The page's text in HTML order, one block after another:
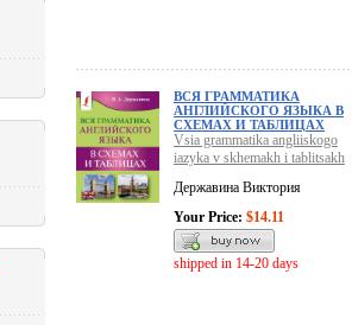
ВСЯ ГРАММАТИКА
АНГЛИЙСКОГО ЯЗЫКА В
СХЕМАХ И ТАБЛИЦАХ
Vsia grammatika angliiskogo
iazyka v skhemakh i tablitsakh
Державина Виктория
Your Price: $14.11
shipped in 14-20 days